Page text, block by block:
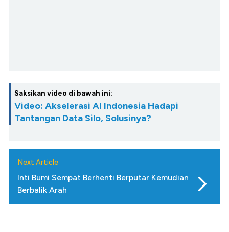
Saksikan video di bawah ini:
Video: Akselerasi AI Indonesia Hadapi
Tantangan Data Silo, Solusinya?
Next Article
Inti Bumi Sempat Berhenti Berputar Kemudian
Berbalik Arah